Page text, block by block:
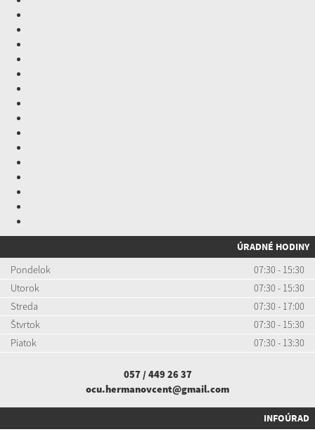
ÚRADNÉ HODINY
Pondelok
07:30 - 15:30
Utorok
07:30 - 15:30
Streda
07:30 - 17:00
Štvrtok
07:30 - 15:30
Piatok
07:30 - 13:30
057 / 449 26 37
ocu.hermanovcent@gmail.com
INFOÚRAD